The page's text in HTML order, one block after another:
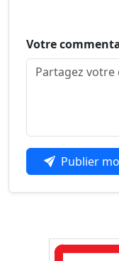
Votre
Publier